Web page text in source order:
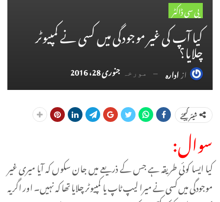
پی سی ڈاکٹر
کیا آپ کی غیر موجودگی میں کسی نے کمپیوٹر
چلایا؟
ازادارہ مورخہ جنوری 28، 2016
شیئر کیجئے
سوال:
کیا ایسا کوئی طریقہ ہے جس کے ذریعے میں جان سکوں کہ آیا میری غیر
موجودگی میں کسی نے میرا لیپ ٹاپ یا کمپیوٹر چلایا تھا کہ نہیں۔ اور اگر یہ